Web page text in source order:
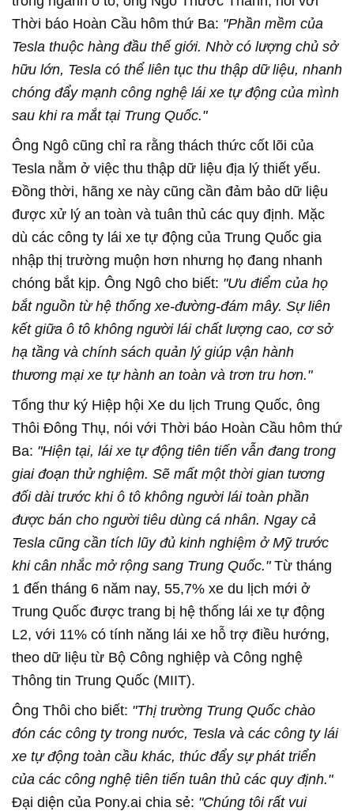
Thời báo Hoàn Cầu hôm thứ Ba: "Phần mềm của
Tesla thuộc hàng đầu thế giới. Nhờ có lượng chủ sở
hữu lớn, Tesla có thể liên tục thu thập dữ liệu, nhanh
chóng đẩy mạnh công nghệ lái xe tự động của mình
sau khi ra mắt tại Trung Quốc."
Ông Ngô cũng chỉ ra rằng thách thức cốt lõi của
Tesla nằm ở việc thu thập dữ liệu địa lý thiết yếu.
Đồng thời, hãng xe này cũng cần đảm bảo dữ liệu
được xử lý an toàn và tuân thủ các quy định. Mặc
dù các công ty lái xe tự động của Trung Quốc gia
nhập thị trường muộn hơn nhưng họ đang nhanh
chóng bắt kịp. Ông Ngô cho biết: "Ưu điểm của họ
bắt nguồn từ hệ thống xe-đường-đám mây. Sự liên
kết giữa ô tô không người lái chất lượng cao, cơ sở
hạ tầng và chính sách quản lý giúp vận hành
thương mại xe tự hành an toàn và trơn tru hơn."
Tổng thư ký Hiệp hội Xe du lịch Trung Quốc, ông
Thôi Đông Thụ, nói với Thời báo Hoàn Cầu hôm thứ
Ba: "Hiện tại, lái xe tự động tiên tiến vẫn đang trong
giai đoạn thử nghiệm. Sẽ mất một thời gian tương
đối dài trước khi ô tô không người lái toàn phần
được bán cho người tiêu dùng cá nhân. Ngay cả
Tesla cũng cần tích lũy đủ kinh nghiệm ở Mỹ trước
khi cân nhắc mở rộng sang Trung Quốc." Từ tháng
1 đến tháng 6 năm nay, 55,7% xe du lịch mới ở
Trung Quốc được trang bị hệ thống lái xe tự động
L2, với 11% có tính năng lái xe hỗ trợ điều hướng,
theo dữ liệu từ Bộ Công nghiệp và Công nghệ
Thông tin Trung Quốc (MIIT).
Ông Thôi cho biết: "Thị trường Trung Quốc chào
đón các công ty trong nước, Tesla và các công ty lái
xe tự động toàn cầu khác, thúc đẩy sự phát triển
của các công nghệ tiên tiến tuân thủ các quy định."
Đại diện của Pony.ai chia sẻ: "Chúng tôi rất vui